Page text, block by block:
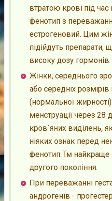
втратою крові під час
фенотип з
естрогеновий. Цим
підійдуть препарати,
високу дозу гормонів.
Жінки, середнього
або середніх
(нормальної
менструації через 28
кров`яних виділень,
ніяких ознак перед
фенотип. Їм найкраще
другого покоління.
При переважанні
андрогенів -